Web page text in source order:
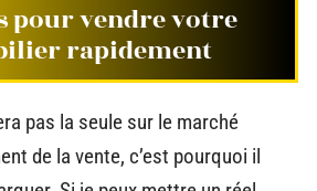
pour vendre votre
rapidement
pas la seule sur le marché
de la vente, c’est pourquoi il